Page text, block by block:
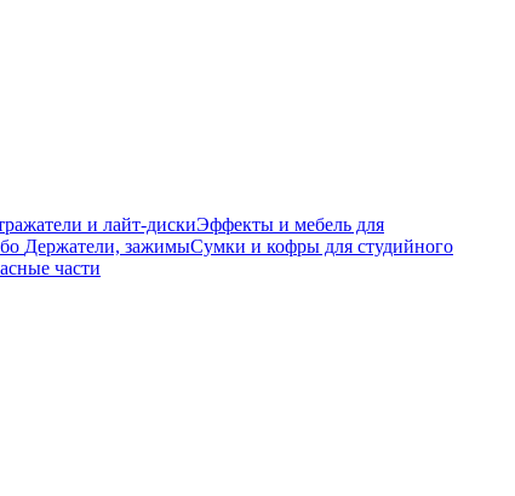
и лайт-дискиЭффекты и мебель для
Держатели, зажимыСумки и кофры для студийного
части